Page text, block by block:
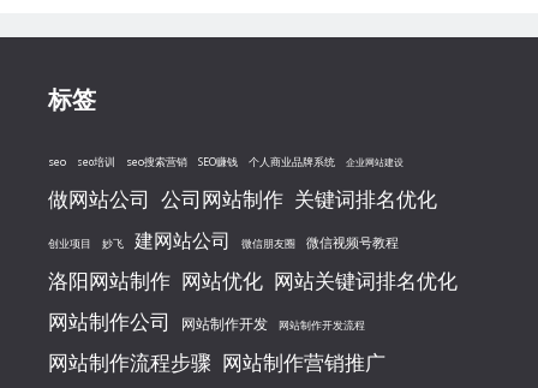
标签
seo seo培训 seo搜索营销 SEO赚钱 个人商业品牌系统 企业网站建设
做网站公司 公司网站制作 关键词排名优化
创业项目 妙飞 建网站公司 微信朋友圈 微信视频号教程
洛阳网站制作 网站优化 网站关键词排名优化
网站制作公司
网站制作开发 网站制作开发流程
网站制作流程步骤 网站制作营销推广